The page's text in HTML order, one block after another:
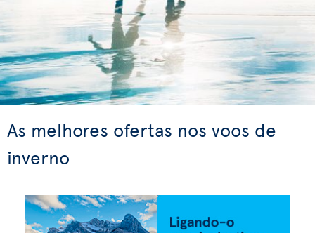
As melhores ofertas nos voos de
inverno